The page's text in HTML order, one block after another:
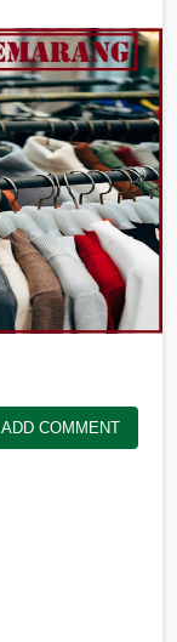
ADD COMMENT